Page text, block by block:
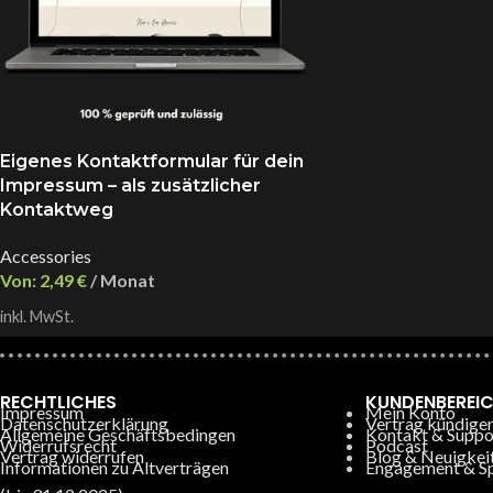
Eigenes Kontaktformular für dein
Impressum – als zusätzlicher
Kontaktweg
Accessories
Von: 2,49€ / Monat
inkl. MwSt.
RECHTLICHES
Impressum
Datenschutzerklärung
Allgemeine Geschäftsbedingen
Widerrufsrecht
Vertrag widerrufen
Informationen zu Altverträgen
Mein Konto
Vertrag
Kontakt &
Podcast
Blog &
Engagement &